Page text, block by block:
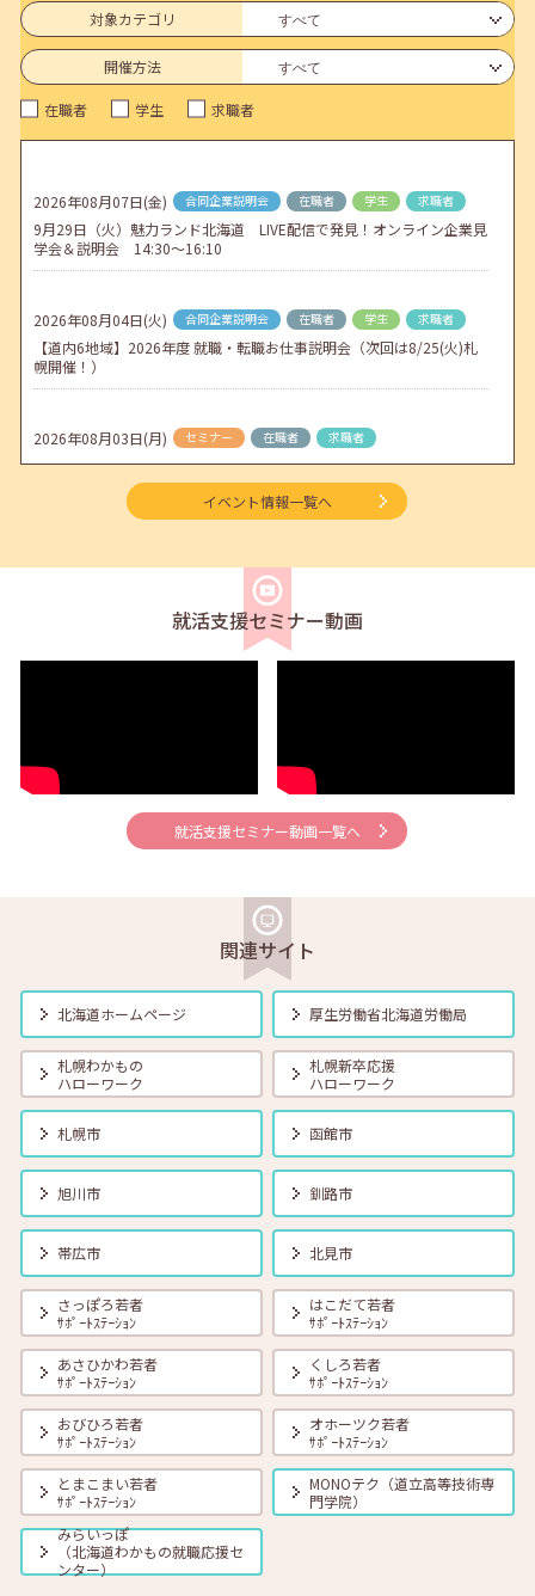
6月のセミナー情報を公開いたしました。
2026年05月01日(金) jobcafeからのお知らせ
連休前後（ゴールデンウィーク）のメールキャリア・アドバイス対応
についてのお知らせ
2026年04月02日(木) jobcafeからのお知らせ
ゴールデンウィーク期間中のご利用について
対象カテゴリ
開催方法
在職者 学生 求職者
2026年08月07日(金) 合同企業説明会 在職者 学生 求職者
9月29日（火）魅力ランド北海道 LIVE配信で発見！オンライン企業見
学会＆説明会 14:30～16:10
2026年08月04日(火) 合同企業説明会 在職者 学生 求職者
【道内6地域】2026年度 就職・転職お仕事説明会（次回は8/25(火)札
幌開催！）
2026年08月03日(月) セミナー 在職者 求職者
【函館・対面】9月4日（金）【未経験可】求人のリアルを知る人事担
当者へのインタビューセミナー 12:50～13:20
【北見・対面】9月16日（水）【未経験可】求人のリアルを知る人事担
当者へのインタビューセミナー 12:40～13:20
2026年08月01日(土) セミナー 在職者 学生 求職者
【オンライン】8月7日（金）こころの健康セルフケア 14:00～14:30
【オンライン】8月13日（木）就職活動のススメ方 14:00～14:30
2026年08月01日(土) セミナー 在職者 学生 求職者
【帯広・対面】8月17日（月）就勝塾 自己分析 ～自分を知って就職活
動～ 14:00～14:40
2026年08月01日(土) セミナー 在職者 学生 求職者
【オンライン】8月18日（火） 転職前に知っておきたい「部下力」ア
ップセミナー～新しい職場で無理なくキャッチアップするためのコミ
ュニケーション術～ 14:00～14:45 定員40名
2026年08月01日(土) 在職者 学生
【函館・対面】8月19日（水）就勝塾 タイプ別「対人ストレス」を減
らす方法 13:30～14:30
2026年08月01日(土) 在職者 学生
【釧路・対面】8月20日（木）就勝塾 いまさら聞けないビジネスマナ
ー 13:30～14:30
2026年08月01日(土) 在職者 学生 求職者
【オンライン】8月20日（木）ビジネスコミュニケーション 報・連・
相 14:00～14:30
イベント情報一覧へ
就活支援セミナー動画
就活支援セミナー動画一覧へ
関連サイト
北海道ホームページ 厚生労働省北海道労働局
札幌わかもの
ハローワーク
札幌新卒応援
ハローワーク
札幌市 函館市
旭川市 釧路市
帯広市 北見市
さっぽろ若者
ｻﾎﾟｰﾄｽﾃｰｼｮﾝ
はこだて若者
ｻﾎﾟｰﾄｽﾃｰｼｮﾝ
あさひかわ若者
ｻﾎﾟｰﾄｽﾃｰｼｮﾝ
くしろ若者
ｻﾎﾟｰﾄｽﾃｰｼｮﾝ
おびひろ若者
ｻﾎﾟｰﾄｽﾃｰｼｮﾝ
オホーツク若者
ｻﾎﾟｰﾄｽﾃｰｼｮﾝ
とまこまい若者
ｻﾎﾟｰﾄｽﾃｰｼｮﾝ
MONOテク（道立高等技術専
門学院）
みらいっぽ
（北海道わかもの就職応援セ
ンター）